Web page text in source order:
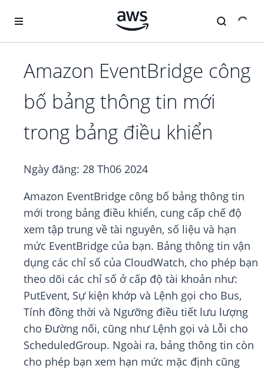
Amazon EventBridge công
bố bảng thông tin mới
trong bảng điều khiển
Ngày đăng: 28 Th06 2024
Amazon EventBridge công bố bảng thông tin
mới trong bảng điều khiển, cung cấp chế độ
xem tập trung về tài nguyên, số liệu và hạn
mức EventBridge của bạn. Bảng thông tin vận
dụng các chỉ số của CloudWatch, cho phép bạn
theo dõi các chỉ số ở cấp độ tài khoản như:
PutEvent, Sự kiện khớp và Lệnh gọi cho Bus,
Tính đồng thời và Ngưỡng điều tiết lưu lượng
cho Đường nối, cũng như Lệnh gọi và Lỗi cho
ScheduledGroup. Ngoài ra, bảng thông tin còn
cho phép bạn xem hạn mức mặc định cũng